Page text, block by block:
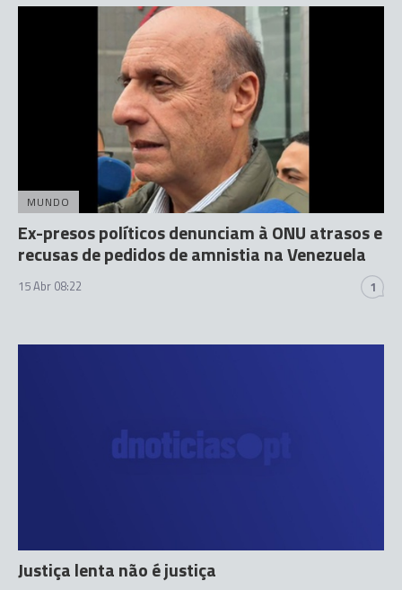
MUNDO
Ex-presos políticos denunciam à ONU atrasos e
recusas de pedidos de amnistia na Venezuela
15 Abr 08:22 1
Justiça lenta não é justiça